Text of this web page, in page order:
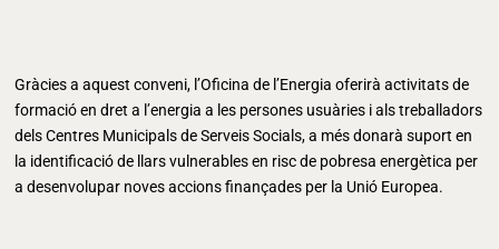
Gràcies a aquest conveni, l’Oficina de l’Energia oferirà activitats de
formació en dret a l’energia a les persones usuàries i als treballadors
dels Centres Municipals de Serveis Socials, a més donarà suport en
la identificació de llars vulnerables en risc de pobresa energètica per
a desenvolupar noves accions finançades per la Unió Europea.